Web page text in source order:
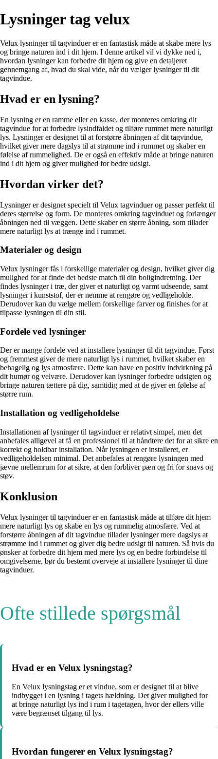
Lysninger tag velux
Velux lysninger til tagvinduer er en fantastisk måde at skabe mere lys
og bringe naturen ind i dit hjem. I denne artikel vil vi dykke ned i,
hvordan lysninger kan forbedre dit hjem og give en detaljeret
gennemgang af, hvad du skal vide, når du vælger lysninger til dit
tagvindue.
Hvad er en lysning?
En lysning er en ramme eller en kasse, der monteres omkring dit
tagvindue for at forbedre lysindfaldet og tilføre rummet mere naturligt
lys. Lysninger er designet til at forstørre åbningen af dit tagvindue,
hvilket giver mere dagslys til at strømme ind i rummet og skaber en
følelse af rummelighed. De er også en effektiv måde at bringe naturen
ind i dit hjem og giver mulighed for bedre udsigt.
Hvordan virker det?
Lysninger er designet specielt til Velux tagvinduer og passer perfekt til
deres størrelse og form. De monteres omkring tagvinduet og forlænger
åbningen ned til væggen. Dette skaber en større åbning, som tillader
mere naturligt lys at trænge ind i rummet.
Materialer og design
Velux lysninger fås i forskellige materialer og design, hvilket giver dig
mulighed for at finde det bedste match til din boligindretning. Der
findes lysninger i træ, der giver et naturligt og varmt udseende, samt
lysninger i kunststof, der er nemme at rengøre og vedligeholde.
Derudover kan du vælge mellem forskellige farver og finishes for at
tilpasse lysningen til din stil.
Fordele ved lysninger
Der er mange fordele ved at installere lysninger til dit tagvindue. Først
og fremmest giver de mere naturligt lys i rummet, hvilket skaber en
behagelig og lys atmosfære. Dette kan have en positiv indvirkning på
dit humør og velvære. Derudover kan lysninger forbedre udsigten og
bringe naturen tættere på dig, samtidig med at de giver en følelse af
større rum.
Installation og vedligeholdelse
Installationen af lysninger til tagvinduer er relativt simpel, men det
anbefales alligevel at få en professionel til at håndtere det for at sikre en
korrekt og holdbar installation. Når lysningen er installeret, er
vedligeholdelsen minimal. Det anbefales at rengøre lysningen med
jævne mellemrum for at sikre, at den forbliver pæn og fri for snavs og
støv.
Konklusion
Velux lysninger til tagvinduer er en fantastisk måde at tilføre dit hjem
mere naturligt lys og skabe en lys og rummelig atmosfære. Ved at
forstørre åbningen af dit tagvindue tillader lysninger mere dagslys at
strømme ind i rummet og giver dig bedre udsigt til naturen. Så hvis du
ønsker at forbedre dit hjem med mere lys og en bedre forbindelse til
omgivelserne, bør du bestemt overveje at installere lysninger til dine
tagvinduer.
Ofte stillede spørgsmål
Hvad er en Velux lysningstag?
En Velux lysningstag er et vindue, som er designet til at blive
indbygget i en lysning i tagets hældning. Det giver mulighed for
at bringe naturligt lys ind i rum i tagetagen, hvor der ellers ville
være begrænset tilgang til lys.
Hvordan fungerer en Velux lysningstag?